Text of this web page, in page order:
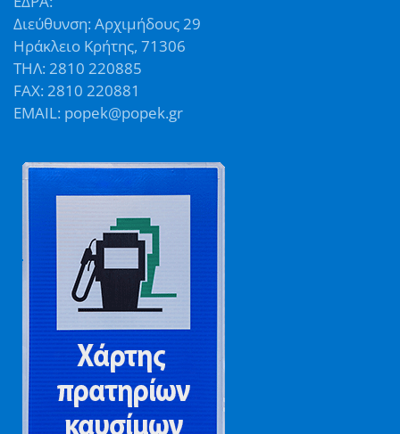
Διεύθυνση: Αρχιμήδους 29
Ηράκλειο Κρήτης, 71306
ΤΗΛ: 2810 220885
FAX: 2810 220881
EMAIL: popek@popek.gr